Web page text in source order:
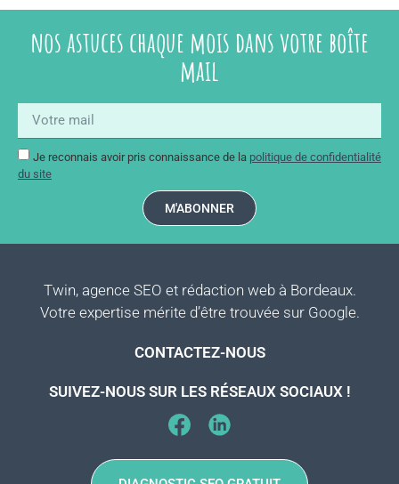
nos astuces chaque mois dans votre boîte
mail
Je reconnais avoir pris connaissance de la politique de confidentialité
du site
M'ABONNER
Twin, agence SEO et rédaction web à Bordeaux.
Votre expertise mérite d’être trouvée sur Google.
CONTACTEZ-NOUS
SUIVEZ-NOUS SUR LES RÉSEAUX SOCIAUX !